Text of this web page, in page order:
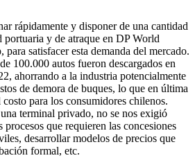
rápidamente y disponer de una cantidad
y de atraque en DP World
satisfacer esta demanda del mercado.
100.000 autos fueron descargados en
ahorrando a la industria potencialmente
de demora de buques, lo que en última
para los consumidores chilenos.
terminal privado, no se nos exigió
que requieren las concesiones
desarrollar modelos de precios que
formal, etc.